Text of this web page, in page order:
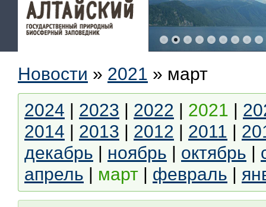
Новости » 2021 » март
2024 | 2023 | 2022 | 2021 |
2014 | 2013 | 2012 | 2011 |
декабрь | ноябрь | октябрь |
апрель | март | февраль |